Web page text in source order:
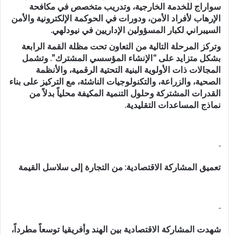
سواراج للخدمة الخارجية، وتدريب متخصص في مكافحة
الإرهاب لأفراد الأمن، ودورات في الحوكمة الإلكترونية والأمن
السيبراني لكبار المسؤولين الإداريين في نيودلهي.
وتركز المرحلة التالية من التعاون تحت مظلة القمة الرابعة
بشكل متزايد على “الإنشاء المؤسسي المشترك”. وتشمل
المجالات ذات الأولوية البنية التحتية الرقمية، والأنظمة
الصحية، والزراعة، والتكنولوجيات الناشئة، مع التركيز على بناء
القدرات المشتركة وحلول التنمية المكيفة محلياً بدلاً من
نماذج المساعدات التقليدية.
تعميق المشاركة الاقتصادية: من التجارة إلى سلاسل القيمة
شهدت المشاركة الاقتصادية بين الهند وأفريقيا توسعاً مطرداً،